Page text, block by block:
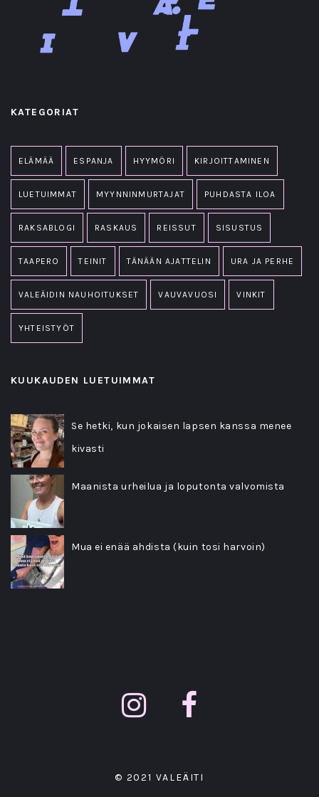
KATEGORIAT
ELÄMÄÄ ESPANJA HYYMÖRI KIRJOITTAMINEN
LUETUIMMAT MYYNNINMURTAJAT PUHDASTA ILOA
RAKSABLOGI RASKAUS REISSUT SISUSTUS
TAAPERO TEINIT TÄNÄÄN AJATTELIN URA JA PERHE
VALEÄIDIN NAUHOITUKSET VAUVAVUOSI VINKIT
YHTEISTYÖT
KUUKAUDEN LUETUIMMAT
Se hetki, kun jokaisen lapsen kanssa menee
kivasti
Maanista urheilua ja loputonta valvomista
Mua ei enää ahdista (kuin tosi harvoin)
© 2021 VALEÄITI